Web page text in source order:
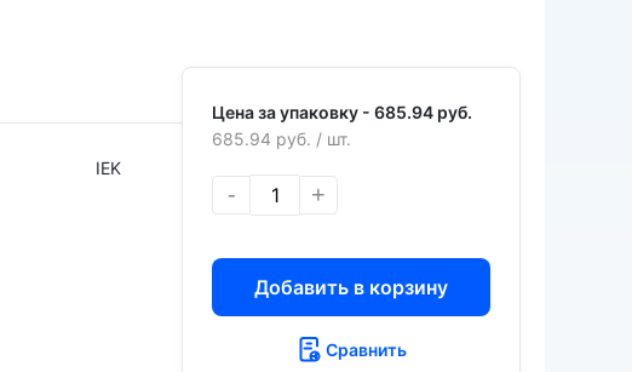
IEK
Цена за упаковку - 685.94 руб.
685.94 руб. / шт.
- +
Добавить в корзину
Сравнить